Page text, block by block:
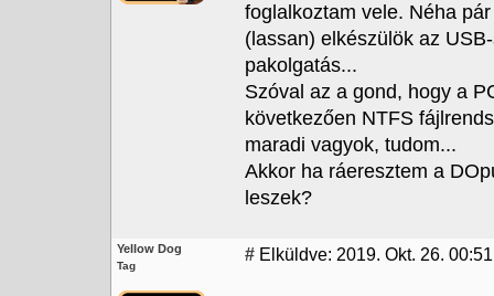
foglalkoztam vele. Néha
(lassan) elkészülök az
pakolgatás...
Szóval az a gond, hogy a
következően NTFS
maradi vagyok, tudom...
Akkor ha ráeresztem a
leszek?
Yellow Dog
Tag
# Elküldve: 2019. Okt. 26. 00:51